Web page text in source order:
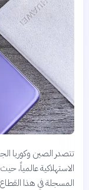
تتصدر الصين وكوريا
المسجلة في هذا